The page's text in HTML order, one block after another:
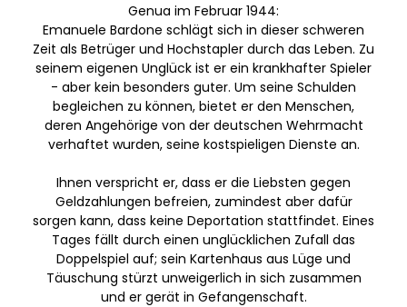
Genua im Februar 1944:
Emanuele Bardone schlägt sich in dieser schweren
Zeit als Betrüger und Hochstapler durch das Leben. Zu
seinem eigenen Unglück ist er ein krankhafter Spieler
- aber kein besonders guter. Um seine Schulden
begleichen zu können, bietet er den Menschen,
deren Angehörige von der deutschen Wehrmacht
verhaftet wurden, seine kostspieligen Dienste an.
Ihnen verspricht er, dass er die Liebsten gegen
Geldzahlungen befreien, zumindest aber dafür
sorgen kann, dass keine Deportation stattfindet. Eines
Tages fällt durch einen unglücklichen Zufall das
Doppelspiel auf; sein Kartenhaus aus Lüge und
Täuschung stürzt unweigerlich in sich zusammen
und er gerät in Gefangenschaft.